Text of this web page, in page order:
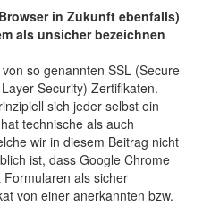
in Zukunft ebenfalls)
als unsicher bezeichnen
so genannten SSL (Secure
Security) Zertifikaten.
sich jeder selbst ein
technische als auch
wir in diesem Beitrag nicht
ist, dass Google Chrome
als sicher
von einer anerkannten bzw.